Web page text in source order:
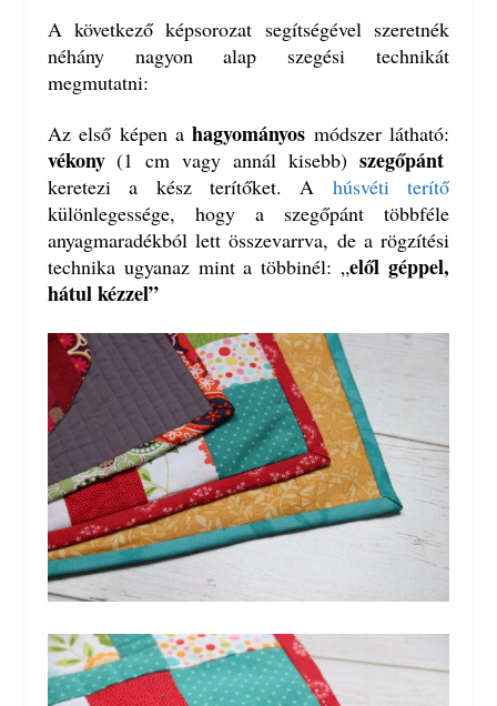
A következő képsorozat segítségével szeretnék
néhány nagyon alap szegési technikát
megmutatni:
Az első képen ahagyományos módszer látható:
vékony(1 cm vagy annál kisebb) szegőpánt
keretezi a kész terítőket. A húsvéti terítő
különlegessége, hogy a szegőpánt többféle
anyagmaradékból lett összevarrva, de a rögzítési
technika ugyanaz mint a többinél: „elől géppel,
hátul kézzel”